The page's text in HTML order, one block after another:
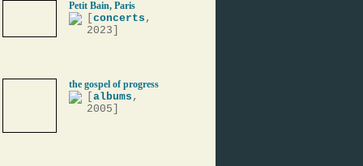
Petit Bain, Paris
concerts ,
2023]
the gospel of progress
albums ,
2005]